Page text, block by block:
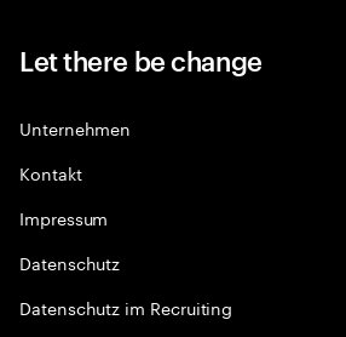
Let there be change
Unternehmen
Kontakt
Impressum
Datenschutz
Datenschutz im Recruiting